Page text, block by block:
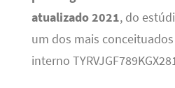
atualizado 2021, do
um dos mais
interno